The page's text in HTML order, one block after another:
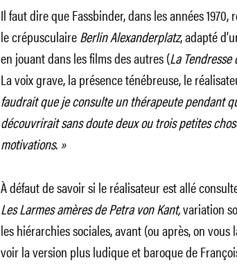
Il faut dire que Fassbinder, dans les années
le crépusculaireBerlin Alexanderplatz, adapté
en jouant dans les films des autres (La Tendresse
La voix grave, la présence ténébreuse, le
faudrait que je consulte un thérapeute pendant
découvrirait sans doute deux ou trois petites
motivations. »
À défaut de savoir si le réalisateur est allé
Les Larmes amères de Petra von Kant,variation
les hiérarchies sociales, avant (ou après, on vous
voir la version plus ludique et baroque de